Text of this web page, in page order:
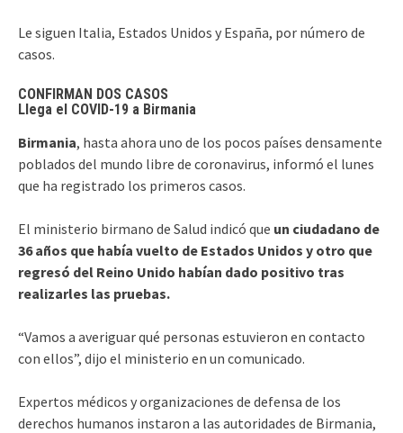
Le siguen Italia, Estados Unidos y España, por número de
casos.
CONFIRMAN DOS CASOS
Llega el COVID-19 a Birmania
Birmania, hasta ahora uno de los pocos países densamente
poblados del mundo libre de coronavirus, informó el lunes
que ha registrado los primeros casos.
El ministerio birmano de Salud indicó que un ciudadano de
36 años que había vuelto de Estados Unidos y otro que
regresó del Reino Unido habían dado positivo tras
realizarles las pruebas.
“Vamos a averiguar qué personas estuvieron en contacto
con ellos”, dijo el ministerio en un comunicado.
Expertos médicos y organizaciones de defensa de los
derechos humanos instaron a las autoridades de Birmania,